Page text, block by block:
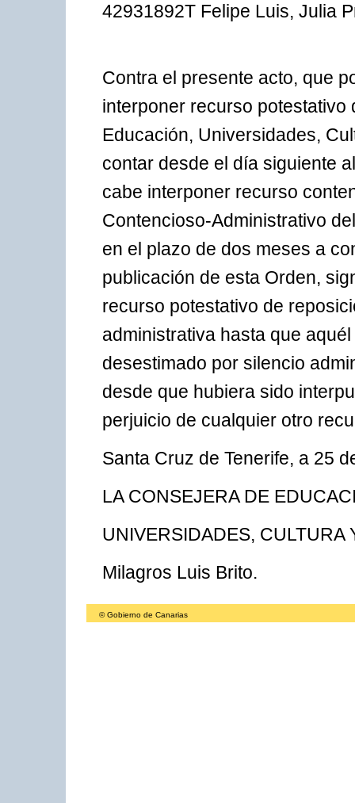
42931892T Felipe Luis, Julia
Contra el presente acto, que
interponer recurso
Educación, Universidades,
contar desde el día siguiente
cabe interponer recurso
Contencioso-Administrativo
en el plazo de dos meses a
publicación de esta Orden,
recurso potestativo de
administrativa hasta que
desestimado por silencio
desde que hubiera sido
perjuicio de cualquier otro
Santa Cruz de Tenerife, a 25
LA CONSEJERA DE
UNIVERSIDADES, CULTURA
Milagros Luis Brito.
© Gobierno de Canarias